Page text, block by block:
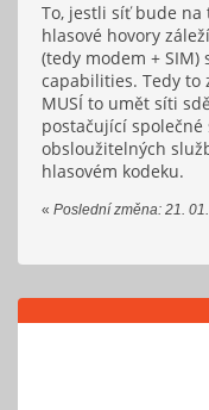
To, jestli síť bude
hlasové hovory
(tedy modem + SIM)
capabilities. Tedy to
MUSÍ to umět síti
postačující
obsloužitelných
hlasovém kodeku.
« Poslední změna: 21.